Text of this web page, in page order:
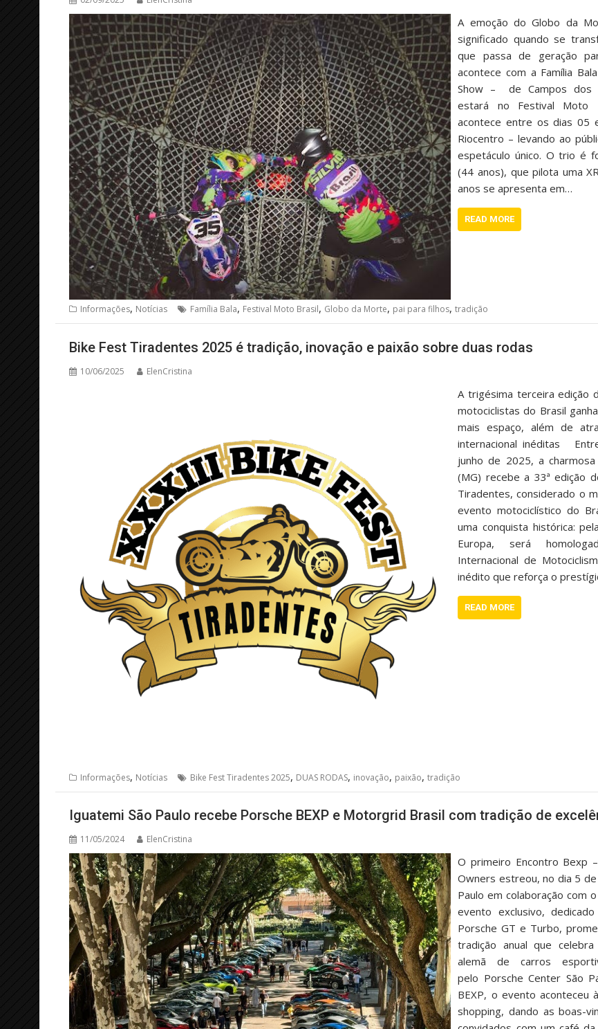
A emoção do Globo da
significado quando se
que passa de geração
acontece com a Família
Show – de Campos dos
estará no Festival
acontece entre os dias 05
Riocentro – levando ao
espetáculo único. O trio é
(44 anos), que pilota uma
anos se apresenta em…
READ MORE
Informações, Notícias Família Bala, Festival Moto Brasil, Globo da Morte, pai para filhos, tradição
Bike Fest Tiradentes 2025 é tradição, inovação e paixão sobre duas rodas
10/06/2025 ElenCristina
A trigésima terceira edição
motociclistas do Brasil
mais espaço, além de
internacional inéditas
junho de 2025, a
(MG) recebe a 33ª edição
Tiradentes, considerado o
evento motociclístico do
uma conquista histórica:
Europa, será
Internacional de
inédito que reforça o
READ MORE
Informações, Notícias Bike Fest Tiradentes 2025, DUAS RODAS, inovação, paixão, tradição
Iguatemi São Paulo recebe Porsche BEXP e Motorgrid Brasil com tradição de
11/05/2024 ElenCristina
O primeiro Encontro Bexp
Owners estreou, no dia 5
Paulo em colaboração com
evento exclusivo,
Porsche GT e Turbo,
tradição anual que
alemã de carros
pelo Porsche Center São
BEXP, o evento aconteceu
shopping, dando as boas-